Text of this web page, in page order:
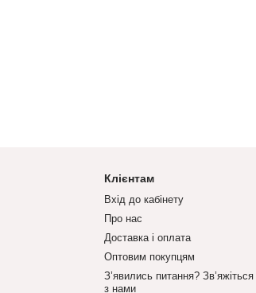
Клієнтам
Вхід до кабінету
Про нас
Доставка і оплата
Оптовим покупцям
З’явились питання? Зв’яжіться
з нами